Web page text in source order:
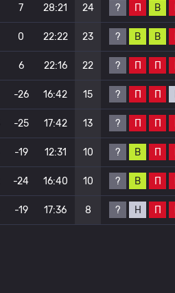
7 28:21 24 ? П В
0 22:22 23 ? В В
6 22:16 22 ? П П
-26 16:42 15 ? П П
-25 17:42 13 ? П П
-19 12:31 10 ? В П
-24 16:40 10 ? В П
-19 17:36 8 ? Н П